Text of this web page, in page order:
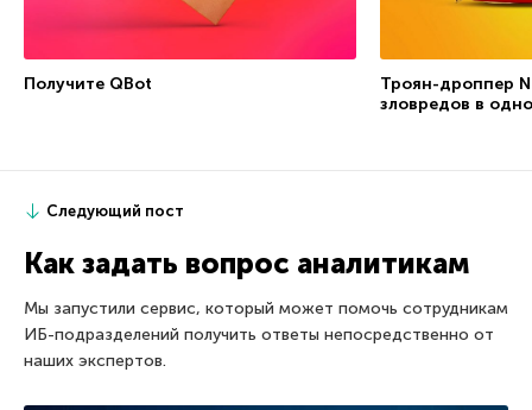
Получите QBot
Троян-дроппер
зловредов в
Следующий пост
Как задать вопрос аналитикам
Мы запустили сервис, который может помочь сотрудникам
ИБ-подразделений получить ответы непосредственно от
наших экспертов.